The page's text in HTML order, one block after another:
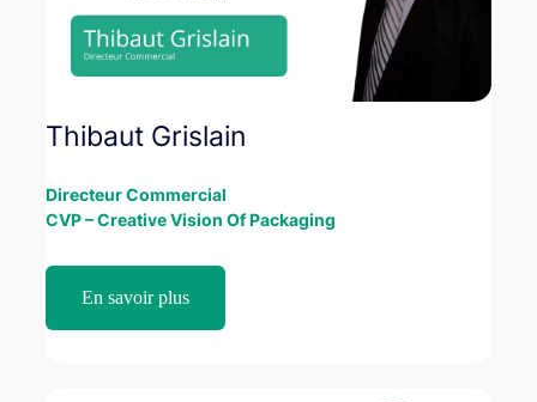
Thibaut Grislain
Directeur Commercial
CVP – Creative Vision Of Packaging
En savoir plus